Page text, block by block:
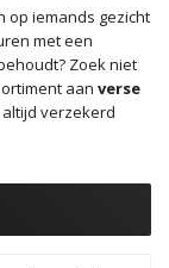
op iemands gezicht
met een
Zoek niet
aan verse
altijd verzekerd